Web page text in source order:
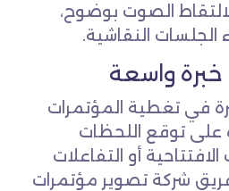
الصوت بوضوح،
الجلسات النقاشية.
واسعة
في تغطية المؤتمرات
على توقع اللحظات
أو التفاعلات
شركة تصوير مؤتمرات